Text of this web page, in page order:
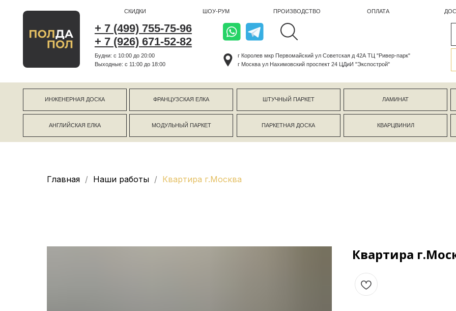
+ 7 (499) 755-75-96
+ 7 (926) 671-52-82
СКИДКИ ШОУ-РУМ ПРОИЗВОДСТВО
Будни: с 10:00 до 20:00
Выходные: c 11:00 до 18:00
г Москва ул Нахимовский проспект 24 ЦДиИ "Экспострой"
ИНЖЕНЕРНАЯ ДОСКА
АНГЛИЙСКАЯ ЕЛКА
ФРАНЦУЗСКАЯ ЕЛКА
ПАРКЕТНАЯ ДОСКА
МОДУЛЬНЫЙ ПАРКЕТ
ШТУЧНЫЙ ПАРКЕТ
КВАРЦВИНИЛ СТЕНОВЫЕ
ЛАМИНАТ
Главная Наши работы Квартира г.Москва
Квартира